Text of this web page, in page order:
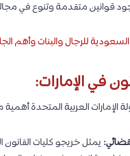
قوانين متقدمة وتنوع في
للرجال والبنات وأهم
في الإمارات:
العربية المتحدة أهمية
يمثل خريجو كليات القانون